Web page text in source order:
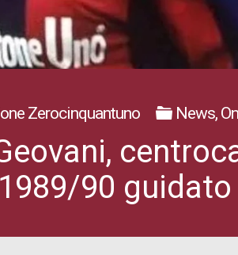
Zerocinquantuno News,
90